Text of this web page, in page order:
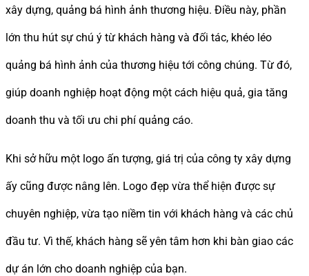
xây dựng, quảng bá hình ảnh thương hiệu. Điều này, phần
lớn thu hút sự chú ý từ khách hàng và đối tác, khéo léo
quảng bá hình ảnh của thương hiệu tới công chúng. Từ đó,
giúp doanh nghiệp hoạt động một cách hiệu quả, gia tăng
doanh thu và tối ưu chi phí quảng cáo.
Khi sở hữu một logo ấn tượng, giá trị của công ty xây dựng
ấy cũng được nâng lên. Logo đẹp vừa thể hiện được sự
chuyên nghiệp, vừa tạo niềm tin với khách hàng và các chủ
đầu tư. Vì thế, khách hàng sẽ yên tâm hơn khi bàn giao các
dự án lớn cho doanh nghiệp của bạn.